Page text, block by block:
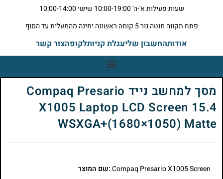
שעות פעילות א'-ה' 10:00-19:00 שישי 10:00-14:00
פתח תקווה מוטה גור 5 קומה ראשונה ימינה מהמעלית עד הסוף
אודותהחשבון שליעגלת קניותלקופהצור קשר
מסך למחשב נייד Compaq Presario
X1005 Laptop LCD Screen 15.4
WSXGA+(1680×1050) Matte
:שם המוצר